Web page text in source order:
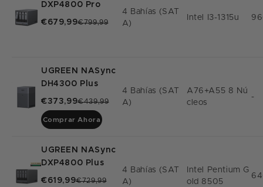
DXP4800 Pro
€679,99€799,99
4 Bahías (SAT
A)
Intel I3-1315u
UGREEN NASync
DH4300 Plus
€373,99€439,99
Comprar Ahora
4 Bahías (SAT
A)
A76+A55 8 Nú
Cleos
-
UGREEN NASync
DXP4800 Plus
€619,99€729,99
4 Bahías (SAT
A)
Intel Pentium G
Old 8505